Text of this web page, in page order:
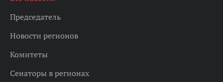
Председатель
Новости регионов
Комитеты
Сенаторы в регионах